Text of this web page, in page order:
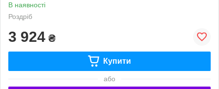
В наявності
Роздріб
3 924 ₴
Купити
або